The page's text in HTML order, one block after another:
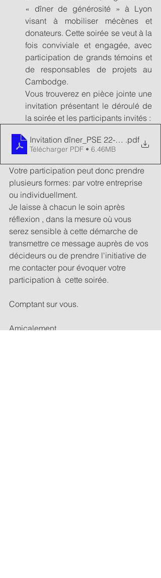
« dîner de générosité » à Lyon
visant à mobiliser mécènes et
donateurs. Cette soirée se veut à la
fois conviviale et engagée, avec
participation de grands témoins et
de responsables de projets au
Cambodge.
Vous trouverez en pièce jointe une
invitation présentant le déroulé de
Invitation dîner_PSE 22-06-2026 Lyon
.pdf
Télécharger PDF • 6.46MB
Votre participation peut donc prendre
plusieurs formes: par votre entreprise
ou individuellment.
Je laisse à chacun le soin après
réflexion , dans la mesure où vous
serez sensible à cette démarche de
transmettre ce message auprès de vos
décideurs ou de prendre l'initiative de
me contacter pour évoquer votre
participation à  cette soirée.
Comptant sur vous.
Amicalement